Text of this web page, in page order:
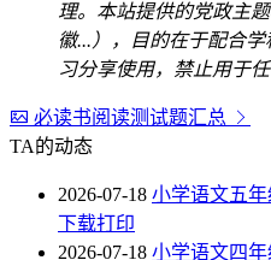
理。本站提供的党政主
徽...），目的在于配合
习分享使用，禁止用于
必读书阅读测试题汇总
TA的动态
2026-07-18 小学语文五
下载打印
2026-07-18 小学语文四